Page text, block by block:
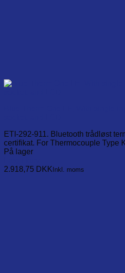
ETI-292-911. Bluetooth trådløst
certifikat. For Thermocouple Type
På lager
2.918,75 DKKInkl. moms